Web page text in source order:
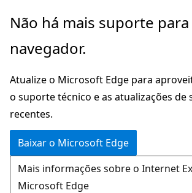
Pular
o
principal
Não há mais suporte para
navegador.
Atualize o Microsoft Edge para
o suporte técnico e as atualizações de
recentes.
Baixar o Microsoft Edge
Mais informações sobre o Internet
Microsoft Edge